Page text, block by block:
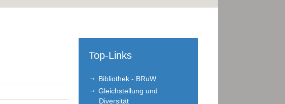
Top-Links
Bibliothek - BRuW
Gleichstellung und
Diversität